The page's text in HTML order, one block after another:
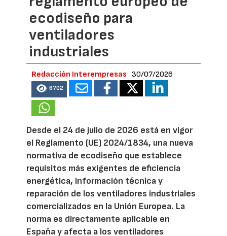
ecodiseño para
ventiladores
industriales
Redacción Interempresas 30/07/2026
6702
Desde el 24 de julio de 2026 está en vigor
el Reglamento (UE) 2024/1834, una nueva
normativa de ecodiseño que establece
requisitos más exigentes de eficiencia
energética, información técnica y
reparación de los ventiladores industriales
comercializados en la Unión Europea. La
norma es directamente aplicable en
España y afecta a los ventiladores